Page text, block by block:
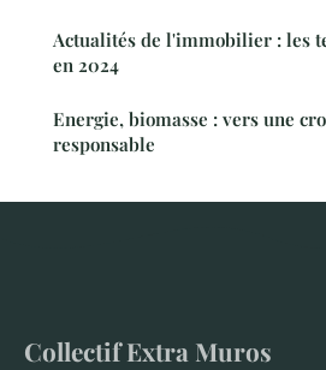
Actualités de l'immobilier : les
en 2024
Energie, biomasse : vers une
responsable
Collectif Extra Muros